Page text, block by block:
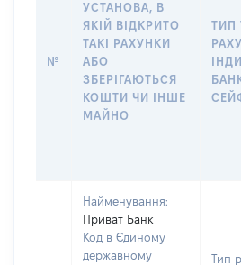
№
УСТАНОВА, В
ЯКІЙ ВІДКРИТО
ТАКІ РАХУНКИ
АБО
ЗБЕРІГАЮТЬСЯ
КОШТИ ЧИ ІНШЕ
МАЙНО
ТИП
Найменування:
Приват Банк
Код в Єдиному
державному
Тип